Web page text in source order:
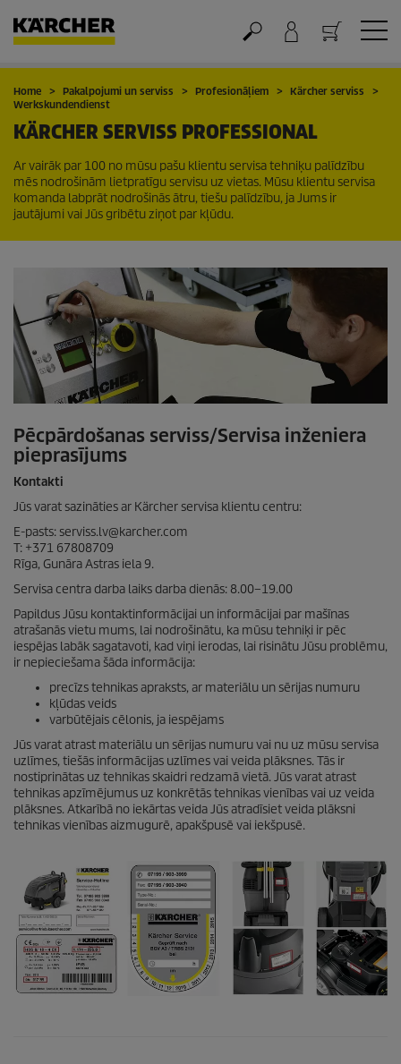
Grozs
Home Pakalpojumi un serviss Profesionāļiem
Kärcher serviss
Werkskundendienst
KÄRCHER SERVISS PROFESSIONAL
Ar vairāk par 100 no mūsu pašu klientu servisa tehniķu palīdzību
mēs nodrošinām lietpratīgu servisu uz vietas. Mūsu klientu servisa
komanda labprāt nodrošinās ātru, tiešu palīdzību, ja Jums ir
jautājumi vai Jūs gribētu ziņot par kļūdu.
Pēcpārdošanas serviss/Servisa inženiera
pieprasījums
Kontakti
Jūs varat sazināties ar Kärcher servisa klientu centru:
E-pasts: serviss.lv@karcher.com
T: +371 67808709
Rīga, Gunāra Astras iela 9.
Servisa centra darba laiks darba dienās: 8.00–19.00
Papildus Jūsu kontaktinformācijai un informācijai par mašīnas
atrašanās vietu mums, lai nodrošinātu, ka mūsu tehniķi ir pēc
iespējas labāk sagatavoti, kad viņi ierodas, lai risinātu Jūsu problēmu,
ir nepieciešama šāda informācija:
precīzs tehnikas apraksts, ar materiālu un sērijas numuru
kļūdas veids
varbūtējais cēlonis, ja iespējams
Jūs varat atrast materiālu un sērijas numuru vai nu uz mūsu servisa
uzlīmes, tiešās informācijas uzlīmes vai veida plāksnes. Tās ir
nostiprinātas uz tehnikas skaidri redzamā vietā. Jūs varat atrast
tehnikas apzīmējumus uz konkrētās tehnikas vienības vai uz veida
plāksnes. Atkarībā no iekārtas veida Jūs atradīsiet veida plāksni
tehnikas vienības aizmugurē, apakšpusē vai iekšpusē.